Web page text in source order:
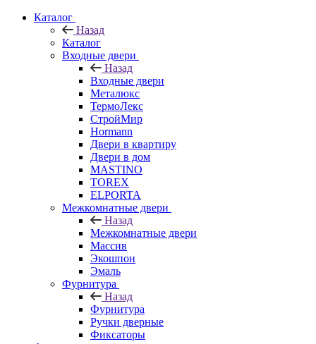
Каталог
Назад
Каталог
Входные двери
Назад
Входные двери
Металюкс
ТермоЛекс
СтройМир
Hormann
Двери в квартиру
Двери в дом
MASTINO
TOREX
ELPORTA
Межкомнатные двери
Назад
Межкомнатные двери
Массив
Экошпон
Эмаль
Фурнитура
Назад
Фурнитура
Ручки дверные
Фиксаторы